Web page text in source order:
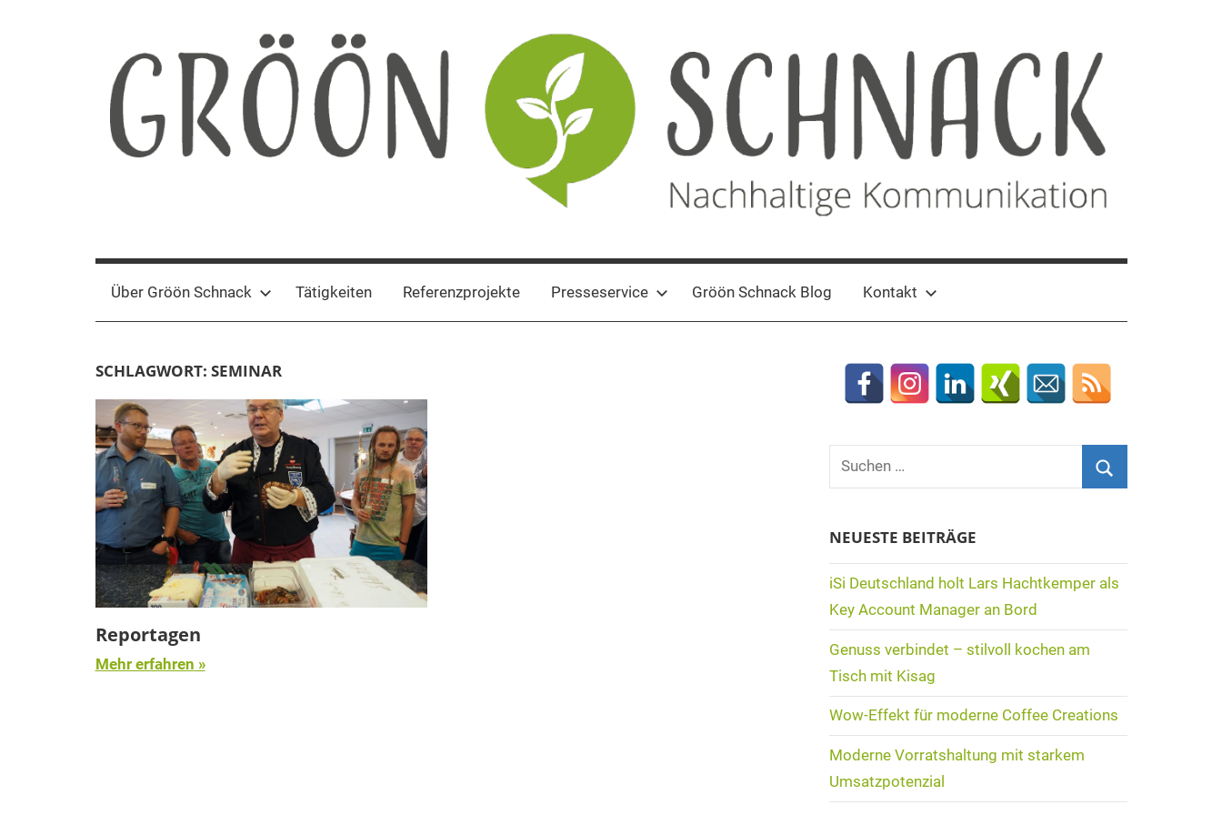
Gröön
Schnack
Kommunikation
Über Gröön Schnack Tätigkeiten Referenzprojekte Presseservice Gröön Schnack Blog Kontakt
SCHLAGWORT: SEMINAR
Reportagen
Mehr erfahren
Suchen
NEUESTE BEITRÄGE
iSi Deutschland holt Lars Hachtkemper als
Key Account Manager an Bord
Genuss verbindet – stilvoll kochen am
Tisch mit Kisag
Wow-Effekt für moderne Coffee Creations
Moderne Vorratshaltung mit starkem
Umsatzpotenzial